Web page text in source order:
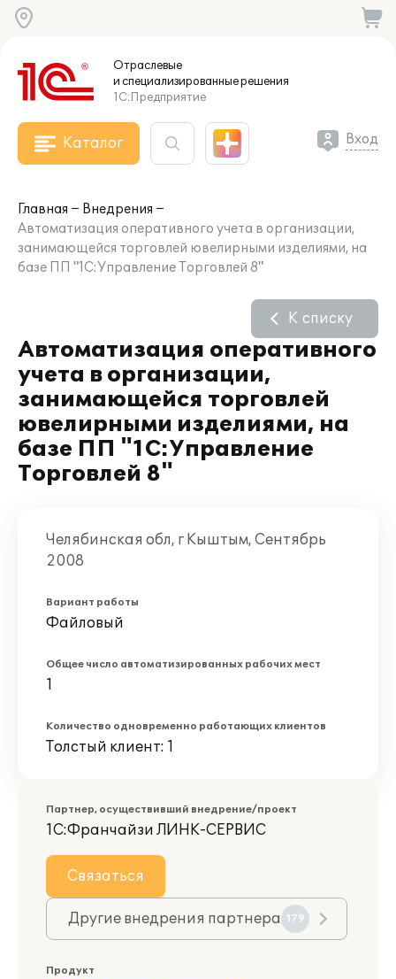
Отраслевые
и специализированныерешения
1С:Предприятие
Каталог Вход
Главная
Внедрения
Автоматизация оперативного учета в организации,
занимающейся торговлей ювелирными изделиями, на
базе ПП "1С:Управление Торговлей 8"
Автоматизация оперативного
учета в организации,
занимающейся торговлей
ювелирными изделиями, на
базе ПП "1С:Управление
Торговлей 8"
К списку
Челябинская обл, г Кыштым, Сентябрь
2008
Вариант работы
Файловый
Общее число автоматизированных рабочих мест
1
Количество одновременно работающих клиентов
Толстый клиент: 1
Партнер, осуществивший внедрение/проект
1С:Франчайзи ЛИНК-СЕРВИС
Связаться
Другие внедрения партнера 179
Продукт